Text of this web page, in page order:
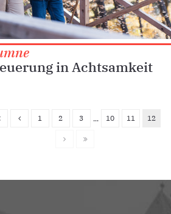
in Achtsamkeit
1 2 3 ... 10 11 12